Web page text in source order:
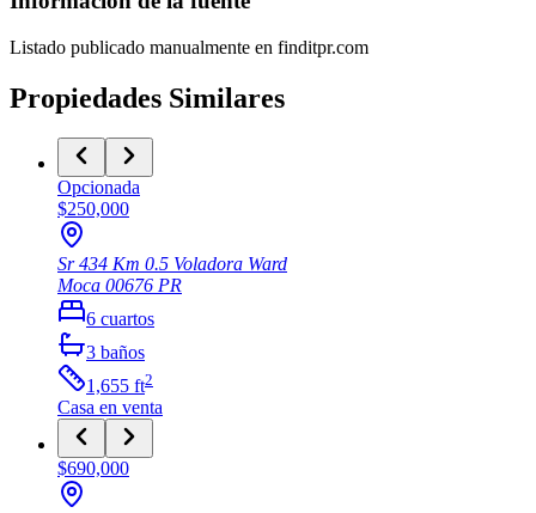
Listado publicado manualmente en finditpr.com
Propiedades Similares
Opcionada
$250,000
Sr 434 Km 0.5 Voladora Ward
Moca 00676 PR
6 cuartos
3 baños
1,655 ft2
Casa en venta
$690,000